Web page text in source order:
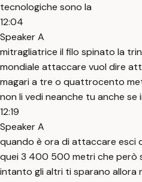
tecnologiche sono la
12:04
Speaker A
mitragliatrice il filo spinato la
mondiale attaccare vuol dire
magari a tre o quattrocento
non li vedi neanche tu anche se
12:19
Speaker A
quando è ora di attaccare esci
quei 3 400 500 metri che però
intanto gli altri ti sparano allora